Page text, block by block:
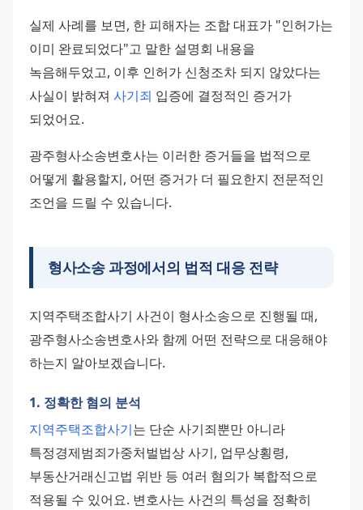
실제 사례를 보면, 한 피해자는 조합 대표가 "인허가는
이미 완료되었다"고 말한 설명회 내용을
녹음해두었고, 이후 인허가 신청조차 되지 않았다는
사실이 밝혀져 사기죄 입증에 결정적인 증거가
되었어요.
광주형사소송변호사는 이러한 증거들을 법적으로
어떻게 활용할지, 어떤 증거가 더 필요한지 전문적인
조언을 드릴 수 있습니다.
형사소송 과정에서의 법적 대응 전략
지역주택조합사기 사건이 형사소송으로 진행될 때,
광주형사소송변호사와 함께 어떤 전략으로 대응해야
하는지 알아보겠습니다.
1. 정확한 혐의 분석
지역주택조합사기는 단순 사기죄뿐만 아니라
특정경제범죄가중처벌법상 사기, 업무상횡령,
부동산거래신고법 위반 등 여러 혐의가 복합적으로
적용될 수 있어요. 변호사는 사건의 특성을 정확히